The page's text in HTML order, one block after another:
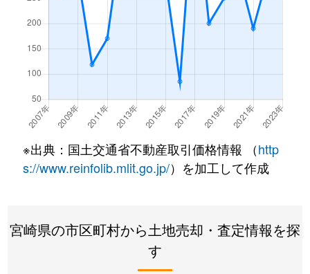
※出典：国土交通省不動産取引価格情報 （http
s://www.reinfolib.mlit.go.jp/）を加工して作成
宮崎県の市区町村から土地売却・査定情報を探
す